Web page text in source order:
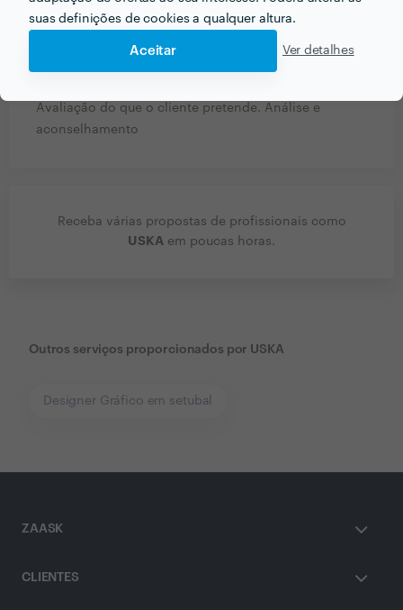
suas definições de cookies a qualquer altura.
Aceitar Ver detalhes
Várias formações ao longo dos anos
Qual é o processo que costuma seguir quando
Avaliação do que o cliente pretende. Análise e
aconselhamento
Receba várias propostas de profissionais como
USKA em poucas horas.
Outros serviços proporcionados por USKA
Designer Gráfico em setubal
ZAASK
CLIENTES